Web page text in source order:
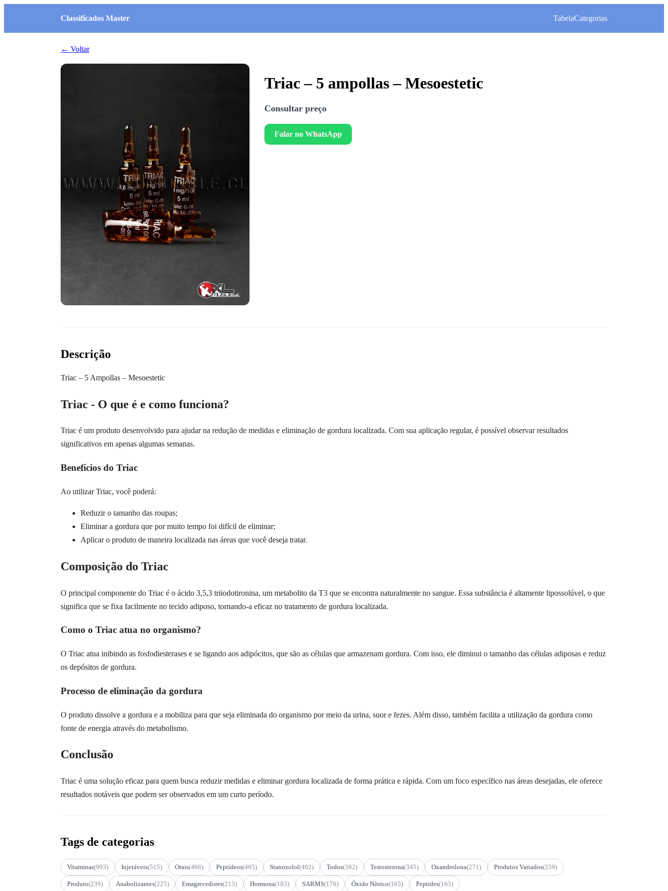
Classificados Master TabelaCategorias
← Voltar
Triac – 5 ampollas – Mesoestetic
Consultar preço
Falar no WhatsApp
Descrição
Triac – 5 Ampollas – Mesoestetic
Triac - O que é e como funciona?
Triac é um produto desenvolvido para ajudar na redução de medidas e eliminação de gordura localizada. Com sua aplicação regular, é possível observar resultados
significativos em apenas algumas semanas.
Benefícios do Triac
Ao utilizar Triac, você poderá:
Reduzir o tamanho das roupas;
Eliminar a gordura que por muito tempo foi difícil de eliminar;
Aplicar o produto de maneira localizada nas áreas que você deseja tratar.
Composição do Triac
O principal componente do Triac é o ácido 3,5,3 triiodotironina, um metabolito da T3 que se encontra naturalmente no sangue. Essa substância é altamente lipossolúvel, o que
significa que se fixa facilmente no tecido adiposo, tornando-a eficaz no tratamento de gordura localizada.
Como o Triac atua no organismo?
O Triac atua inibindo as fosfodiesterases e se ligando aos adipócitos, que são as células que armazenam gordura. Com isso, ele diminui o tamanho das células adiposas e reduz
os depósitos de gordura.
Processo de eliminação da gordura
O produto dissolve a gordura e a mobiliza para que seja eliminada do organismo por meio da urina, suor e fezes. Além disso, também facilita a utilização da gordura como
fonte de energia através do metabolismo.
Conclusão
Triac é uma solução eficaz para quem busca reduzir medidas e eliminar gordura localizada de forma prática e rápida. Com um foco específico nas áreas desejadas, ele oferece
resultados notáveis que podem ser observados em um curto período.
Tags de categorias
Vitaminas(993) Injetáveis(515) Orais(466) Peptídeos(465) Stanozolol(402) Todos(382) Testosterona(345) Oxandrolona(271) Produtos Variados(259)
Produto(239) Anabolizantes(225) Emagrecedores(215) Hormona(183) SARMS(176) Óxido Nítrico(165) Peptides(165)